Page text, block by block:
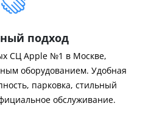
подход
СЦ Apple №1 в Москве,
оборудованием. Удобная
парковка, стильный
обслуживание.